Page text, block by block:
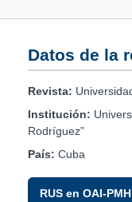
Datos de la
Revista:
Institución:
Rodríguez”
País: Cuba
RUS en OAI-PMH